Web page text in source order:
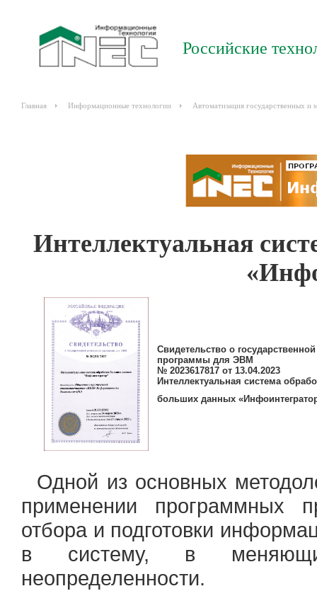
Российские
Главная Информационные технологии Автоматизация государственных и
Интеллектуальная
Свидетельство о
программы для ЭВМ
№ 2023617817 от 13.04.2023
Интеллектуальная система
больших данных
Одной из основных
применении программных
отбора и подготовки
в систему, в
неопределенности.